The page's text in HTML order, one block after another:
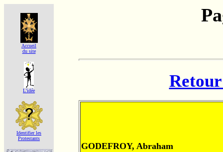
Accueil
du site
L'idée
Identifier les
Protestants
GODEFROY, Abraham